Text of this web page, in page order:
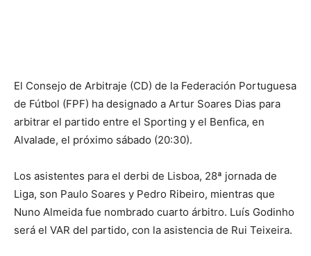
El Consejo de Arbitraje (CD) de la Federación Portuguesa
de Fútbol (FPF) ha designado a Artur Soares Dias para
arbitrar el partido entre el Sporting y el Benfica, en
Alvalade, el próximo sábado (20:30).
Los asistentes para el derbi de Lisboa, 28ª jornada de
Liga, son Paulo Soares y Pedro Ribeiro, mientras que
Nuno Almeida fue nombrado cuarto árbitro. Luís Godinho
será el VAR del partido, con la asistencia de Rui Teixeira.